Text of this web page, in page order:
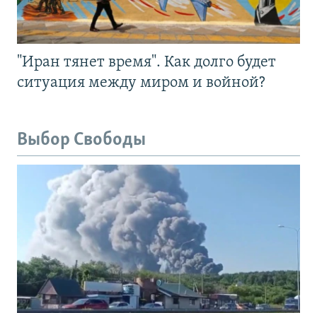
"Иран тянет время". Как долго будет
ситуация между миром и войной?
Выбор Свободы